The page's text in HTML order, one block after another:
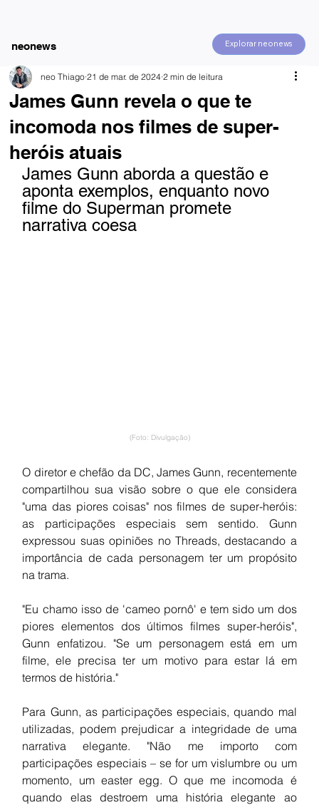
Explorar neonews
neonews
James Gunn revela o que te
incomoda nos filmes de super-
heróis atuais
neo Thiago 21 de mar. de 2024 2 min de leitura
James Gunn aborda a questão e
aponta exemplos, enquanto novo
filme do Superman promete
narrativa coesa
(Foto: Divulgação)
O diretor e chefão da DC, James Gunn, recentemente
compartilhou sua visão sobre o que ele considera
"uma das piores coisas" nos filmes de super-heróis:
as participações especiais sem sentido. Gunn
expressou suas opiniões no Threads, destacando a
importância de cada personagem ter um propósito
na trama.
"Eu chamo isso de 'cameo pornô' e tem sido um dos
piores elementos dos últimos filmes super-heróis",
Gunn enfatizou. "Se um personagem está em um
filme, ele precisa ter um motivo para estar lá em
termos de história."
Para Gunn, as participações especiais, quando mal
utilizadas, podem prejudicar a integridade de uma
narrativa elegante. "Não me importo com
participações especiais – se for um vislumbre ou um
momento, um easter egg. O que me incomoda é
quando elas destroem uma história elegante ao